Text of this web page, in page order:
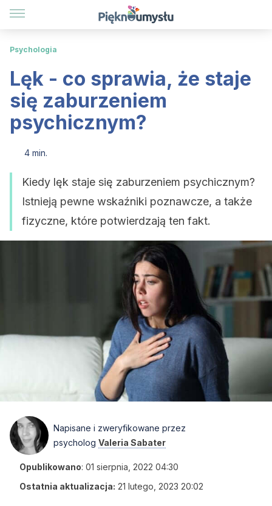
Psychologia
Lęk - co sprawia, że staje
się zaburzeniem
psychicznym?
4 min.
Kiedy lęk staje się zaburzeniem psychicznym?
Istnieją pewne wskaźniki poznawcze, a także
fizyczne, które potwierdzają ten fakt.
Napisane i zweryfikowane przez
psycholog Valeria Sabater
Opublikowano: 01 sierpnia, 2022 04:30
Ostatnia aktualizacja: 21 lutego, 2023 20:02